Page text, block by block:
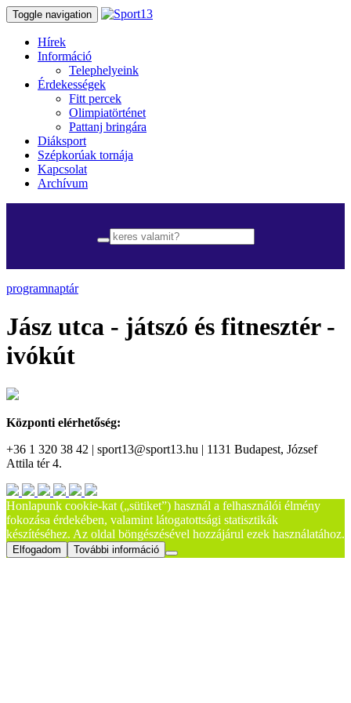
Toggle navigation
Hírek
Információ
Telephelyeink
Érdekességek
Fitt percek
Olimpiatörténet
Pattanj bringára
Diáksport
Szépkorúak tornája
Kapcsolat
Archívum
programnaptár
Jász utca - játszó és fitnesztér -
ivókút
Központi elérhetőség:
+36 1 320 38 42 | sport13@sport13.hu | 1131 Budapest, József
Attila tér 4.
Honlapunk cookie-kat („sütiket”) használ a felhasználói élmény
fokozása érdekében, valamint látogatottsági statisztikák
készítéséhez. Az oldal böngészésével hozzájárul ezek használatához.
Elfogadom További információ